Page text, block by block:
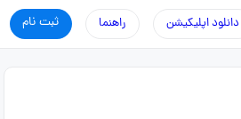
ثبت نام راهنما دانلود اپلیکیشن